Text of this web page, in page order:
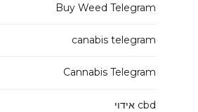
Buy Weed Telegram
canabis telegram
Cannabis Telegram
cbd אידוי